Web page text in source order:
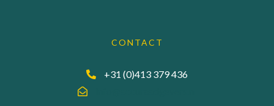
CONTACT
+31 (0)413 379 436